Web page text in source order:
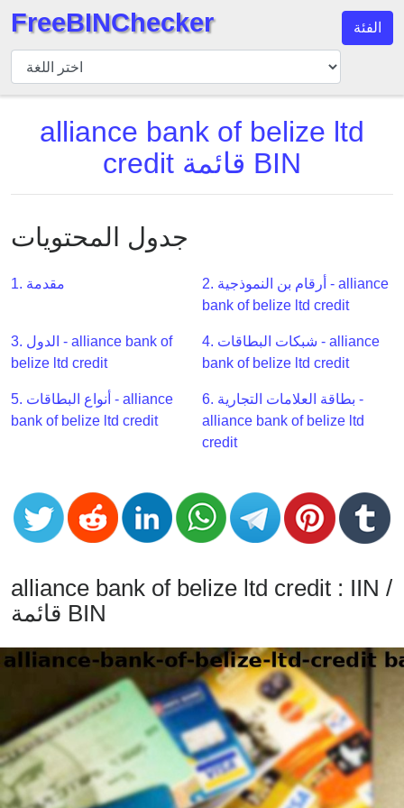
مدقق
BIN
BIN
API
Generator
Checker
v2
CC
Generator
Credit
Card
Credit
Card
Random
Card
Generator
Generate
Credit
FreeBINChecker الفئة
alliance bank of belize ltd
credit قائمة BIN
جدول المحتويات
1. مقدمة
2. أرقام بن النموذجية - alliance
bank of belize ltd credit
3. الدول - alliance bank of
belize ltd credit
4. شبكات البطاقات - alliance
bank of belize ltd credit
5. أنواع البطاقات - alliance
bank of belize ltd credit
6. بطاقة العلامات التجارية -
alliance bank of belize ltd
credit
alliance bank of belize ltd credit : IIN /
قائمة BIN